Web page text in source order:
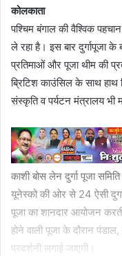
कोलकाता
पश्चिम बंगाल की वैश्विक
ले रहा है। इस बार दुर्गापूजा के
प्रतिमाओं और पूजा थीम की
ब्रिटिश काउंसिल के साथ हाथ
संस्कृति व पर्यटन मंत्रालय भी
काशी बोस लेन दुर्गा पूजा
यूनेस्को की ओर से 24 ऐसी
पूजा का शानदार आयोजन
होने वाली पूजा के दौरान
प्रदर्शनी लगाई जाएगी।